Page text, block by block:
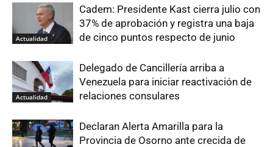
Actualidad
Cadem: Presidente Kast cierra julio con
37% de aprobación y registra una baja
de cinco puntos respecto de junio
Actualidad
Delegado de Cancillería arriba a
Venezuela para iniciar reactivación de
relaciones consulares
Declaran Alerta Amarilla para la
Provincia de Osorno ante crecida de